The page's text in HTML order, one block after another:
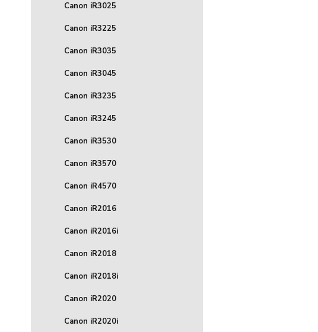
Canon iR3025
Canon iR3225
Canon iR3035
Canon iR3045
Canon iR3235
Canon iR3245
Canon iR3530
Canon iR3570
Canon iR4570
Canon iR2016
Canon iR2016i
Canon iR2018
Canon iR2018i
Canon iR2020
Canon iR2020i